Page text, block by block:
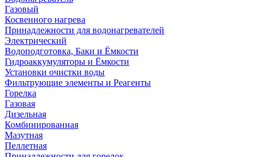
Газовый
Косвенного нагрева
Принадлежности для водонагревателей
Электрический
Водоподготовка, Баки и Ёмкости
Гидроаккумуляторы и Ёмкости
Установки очистки воды
Фильтрующие элементы и Реагенты
Горелка
Газовая
Дизельная
Комбинированная
Мазутная
Пеллетная